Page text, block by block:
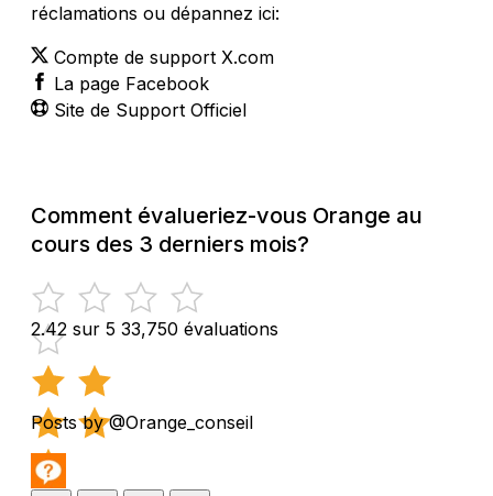
réclamations ou dépannez ici:
Compte de support X.com
La page Facebook
Site de Support Officiel
Comment évalueriez-vous Orange au
cours des 3 derniers mois?
2.42 sur 5 33,750 évaluations
Posts by @Orange_conseil